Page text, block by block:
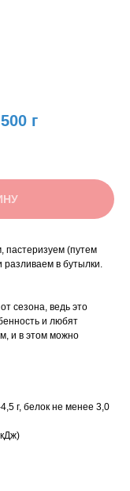
г
пастеризуем (путем
в бутылки.
сезона, ведь это
и любят
и в этом можно
г, белок не менее 3,0